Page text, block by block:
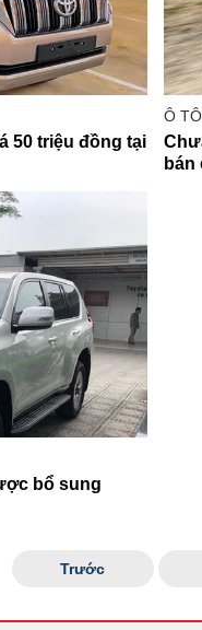
50 triệu đồng tại
Ô TÔ
bán
bổ sung
Trước